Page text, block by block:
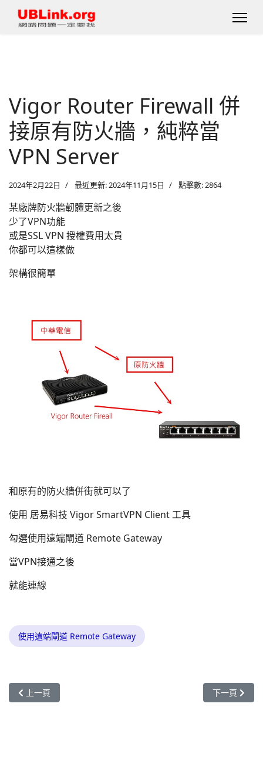
Vigor Router Firewall 併
接原有防火牆，純粹當
VPN Server
2024年2月22日 最近更新: 2024年11月15日 點擊數: 2864
某廠牌防火牆韌體更新之後
少了VPN功能
或是SSL VPN 授權費用太貴
你都可以這樣做
架構很簡單
和原有的防火牆併街就可以了
使用 居易科技 Vigor SmartVPN Client 工具
勾選使用遠端閘道 Remote Gateway
當VPN接通之後
就能連線
使用遠端閘道 Remote Gateway
上一篇文章: Vigor Router Firewall WiFi 路由器防火牆當 Mesh
上一頁 下一篇文章:
下一頁